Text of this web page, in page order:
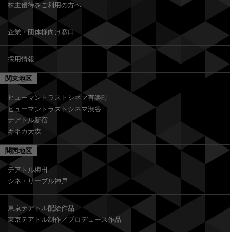
株主優待をご利用の方へ
企業・団体様向け窓口
採用情報
関東地区
ヒューマントラストシネマ有楽町
ヒューマントラストシネマ渋谷
テアトル新宿
キネカ大森
関西地区
テアトル梅田
シネ・リーブル神戸
東京テアトル配給作品
東京テアトル制作／プロデュース作品